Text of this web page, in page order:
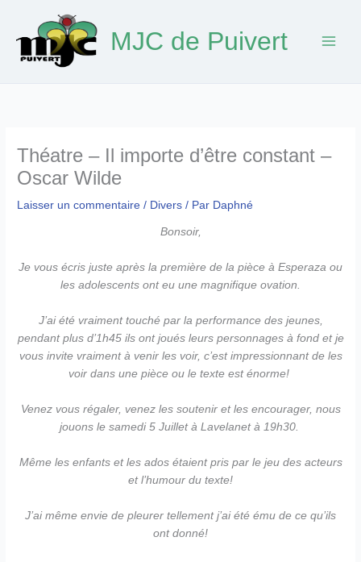
contenu
MJC de Puivert
Théatre – Il importe d’être constant –
Oscar Wilde
Laisser un commentaire / Divers / Par Daphné
Bonsoir,
Je vous écris juste après la première de la pièce à Esperaza ou
les adolescents ont eu une magnifique ovation.
J’ai été vraiment touché par la performance des jeunes,
pendant plus d’1h45 ils ont joués leurs personnages à fond et je
vous invite vraiment à venir les voir, c’est impressionnant de les
voir dans une pièce ou le texte est énorme!
Venez vous régaler, venez les soutenir et les encourager, nous
jouons le samedi 5 Juillet à Lavelanet à 19h30.
Même les enfants et les ados étaient pris par le jeu des acteurs
et l’humour du texte!
J’ai même envie de pleurer tellement j’ai été ému de ce qu’ils
ont donné!